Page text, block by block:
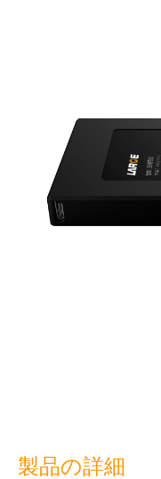
製品の詳細